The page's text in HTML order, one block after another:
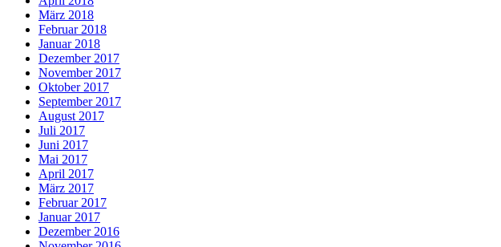
März 2018
Februar 2018
Januar 2018
Dezember 2017
November 2017
Oktober 2017
September 2017
August 2017
Juli 2017
Juni 2017
Mai 2017
April 2017
März 2017
Februar 2017
Januar 2017
Dezember 2016